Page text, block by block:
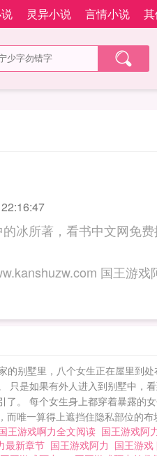
灵异小说 言情小说
冰所著，看书中文网免
三秒记住本站：看书中
别墅里，八个女生正在屋里到
是如果有外人进入到别墅中，
。 每个女生身上都穿着暴露的
唯一算得上遮挡住隐私部位的布
王游戏啊力全文阅读 国王游戏阿
最新章节 国王游戏阿力 国王游戏